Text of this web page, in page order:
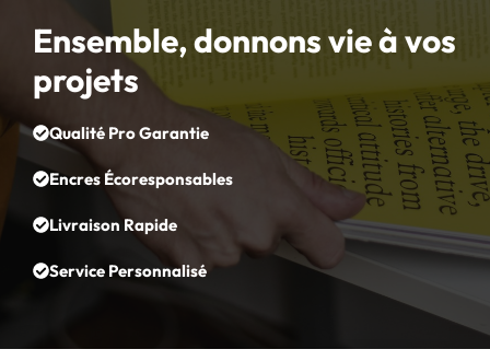
Ensemble, donnons vie à vos
projets
Qualité Pro Garantie
Encres Écoresponsables
Livraison Rapide
Service Personnalisé